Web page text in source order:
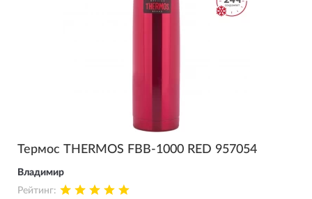
Термос THERMOS FBB-1000 RED 957054
Владимир
Рейтинг: